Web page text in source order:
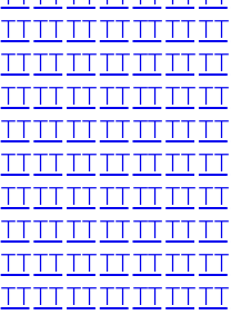
TTTTTTTTTTTTTT
TTTTTTTTTTTTTT
TTTTTTTTTTTTTT
TTTTTTTTTTTTTT
TTTTTTTTTTTTTT
TTTTTTTTTTTTTT
TTTTTTTTTTTTTT
TTTTTTTTTTTTTT
TTTTTTTTTTTTTT